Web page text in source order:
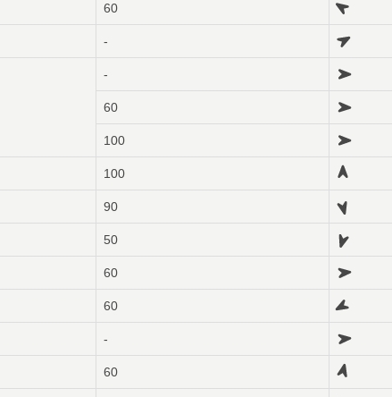
60
-
-
60
100
100
90
50
60
60
-
60